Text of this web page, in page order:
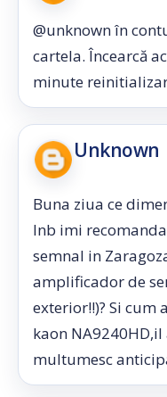
@unknown în
cartela. Încearcă
minute
Unknown
Buna ziua ce
lnb imi
semnal in
amplificador de
exterior!!)? Si cum
kaon
multumesc